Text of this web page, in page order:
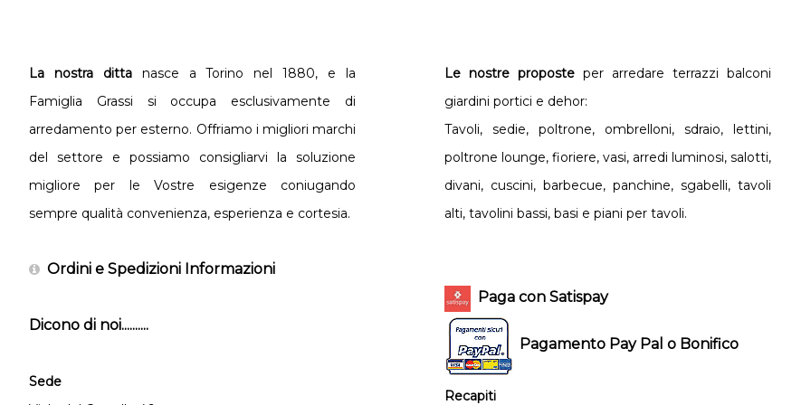
La nostra dittanasce a Torino nel 1880, e la
Famiglia Grassi si occupa esclusivamente di
arredamento per esterno. Offriamo i migliori marchi
del settore e possiamo consigliarvi la soluzione
migliore per le Vostre esigenze coniugando
sempre qualità convenienza, esperienza e cortesia.
Ordini e Spedizioni Informazioni
Dicono di noi..........
Sede
Le nostre proposte per arredare terrazzi balconi
giardini portici e dehor:
Tavoli, sedie, poltrone, ombrelloni, sdraio, lettini,
poltrone lounge, fioriere, vasi, arredi luminosi, salotti,
divani, cuscini, barbecue, panchine, sgabelli, tavoli
alti, tavolini bassi, basi e piani per tavoli.
Paga con Satispay
Pagamento Pay Pal o Bonifico
Recapiti